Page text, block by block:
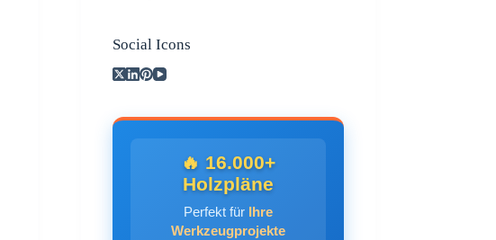
Social Icons
🔥 16.000+
Holzpläne
Perfekt für
Ihre
Werkzeugprojekte